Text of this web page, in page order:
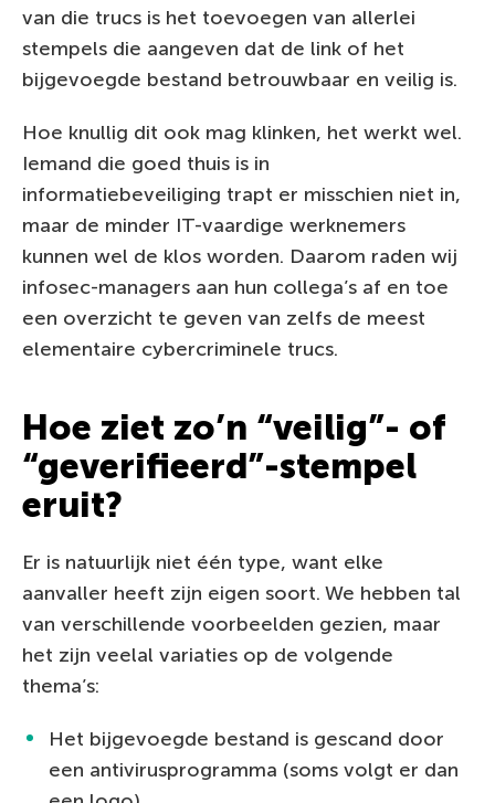
van die trucs is het toevoegen van allerlei
stempels die aangeven dat de link of het
bijgevoegde bestand betrouwbaar en veilig is.
Hoe knullig dit ook mag klinken, het werkt wel.
Iemand die goed thuis is in
informatiebeveiliging trapt er misschien niet in,
maar de minder IT-vaardige werknemers
kunnen wel de klos worden. Daarom raden wij
infosec-managers aan hun collega’s af en toe
een overzicht te geven van zelfs de meest
elementaire cybercriminele trucs.
Hoe ziet zo’n “veilig”- of
“geverifieerd”-stempel
eruit?
Er is natuurlijk niet één type, want elke
aanvaller heeft zijn eigen soort. We hebben tal
van verschillende voorbeelden gezien, maar
het zijn veelal variaties op de volgende
thema’s:
Het bijgevoegde bestand is gescand door
een antivirusprogramma (soms volgt er dan